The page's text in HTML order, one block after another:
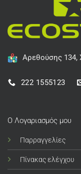
Αρεθούσης 134,
222 1555123
Ο Λογαριασμός μου
Παρραγγελίες
Πίνακας ελέγχου